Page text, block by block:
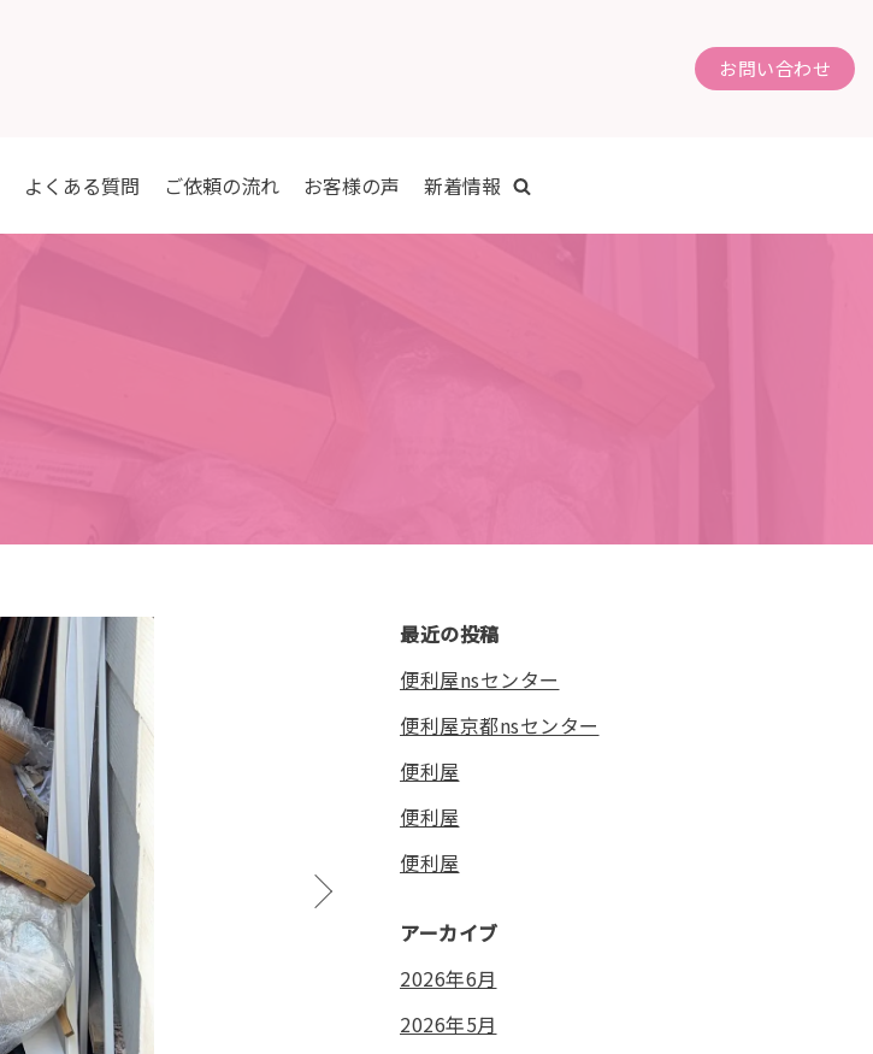
お問い合わせ
よくある質問 ご依頼の流れ お客様の声 新着情報
最近の投稿
便利屋nsセンター
便利屋京都nsセンター
便利屋
便利屋
便利屋
アーカイブ
2026年6月
2026年5月